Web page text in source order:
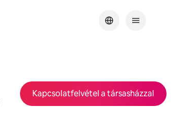
Kapcsolatfelvétel a társasházzal